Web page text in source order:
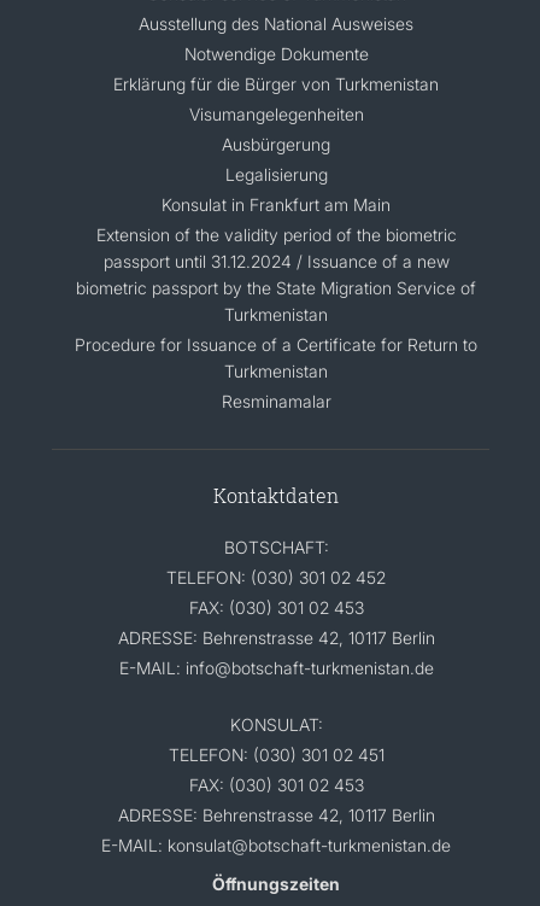
Ausstellung des National Ausweises
Notwendige Dokumente
Erklärung für die Bürger von Turkmenistan
Visumangelegenheiten
Ausbürgerung
Legalisierung
Konsulat in Frankfurt am Main
Extension of the validity period of the biometric
passport until 31.12.2024 / Issuance of a new
biometric passport by the State Migration Service of
Turkmenistan
Procedure for Issuance of a Certificate for Return to
Turkmenistan
Resminamalar
Kontaktdaten
BOTSCHAFT:
TELEFON: (030) 301 02 452
FAX: (030) 301 02 453
ADRESSE: Behrenstrasse 42, 10117 Berlin
E-MAIL: info@botschaft-turkmenistan.de
KONSULAT:
TELEFON: (030) 301 02 451
FAX: (030) 301 02 453
ADRESSE: Behrenstrasse 42, 10117 Berlin
E-MAIL: konsulat@botschaft-turkmenistan.de
Öffnungszeiten